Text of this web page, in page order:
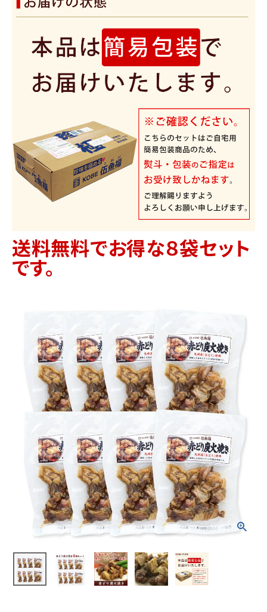
送料無料でお得な８袋セット
です。